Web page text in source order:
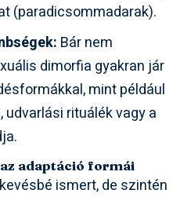
(paradicsommadarak).
Bár nem
dimorfia gyakran jár
mint például
rituálék vagy a
adaptáció formái
kevésbé ismert, de szintén